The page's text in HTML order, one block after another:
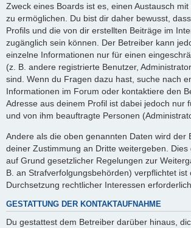
Zweck eines Boards ist es, einen Austausch
zu ermöglichen. Du bist dir daher bewusst,
Profils und die von dir erstellten Beiträge im
zugänglich sein können. Der Betreiber kann
einzelne Informationen nur für einen
(z. B. andere registrierte Benutzer,
sind. Wenn du Fragen dazu hast, suche nach
Informationen im Forum oder kontaktiere den
Adresse aus deinem Profil ist dabei jedoch nur
und von ihm beauftragte Personen
Andere als die oben genannten Daten wird der
deiner Zustimmung an Dritte weitergeben.
auf Grund gesetzlicher Regelungen zur
B. an Strafverfolgungsbehörden) verpflichtet ist
Durchsetzung rechtlicher Interessen erforderlich
GESTATTUNG DER KONTAKTAUFNAHME
Du gestattest dem Betreiber darüber hinaus,